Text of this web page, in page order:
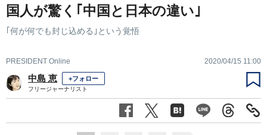
国人が驚く｢中国と日本の違い｣
｢何が何でも封じ込める｣という覚悟
PRESIDENT Online 2020/04/15 11:00
中島 恵 +フォロー
フリージャーナリスト